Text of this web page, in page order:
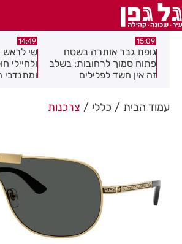
14:49
שי לראש השנה לחיילות
ולחיילי חולון ולמתנדבות
ומתנדבי השירות
14:08
מאחורי
הנדל"ן
עמוד הבית כללי צרכנות